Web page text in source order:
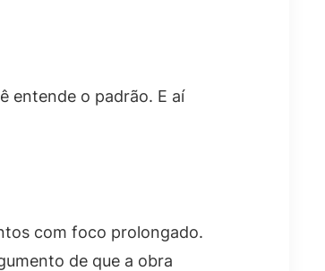
entende o padrão. E aí
com foco prolongado.
de que a obra